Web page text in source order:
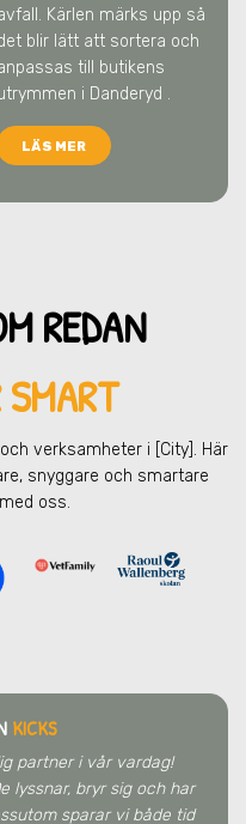
Kärlen märks upp så
blir lätt att sortera och
till butikens
i Danderyd .
LÄS MER
REDAN
SMART
verksamheter i [City] . Här
snyggare och smartare
oss.
KICKS
partner i vår vardag!
lyssnar, bryr sig och har
sparar vi både tid